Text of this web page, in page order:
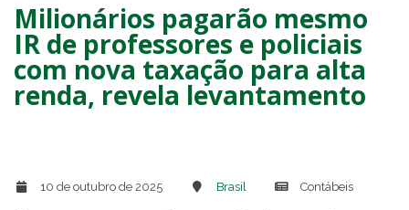
Milionários pagarão mesmo
IR de professores e policiais
com nova taxação para alta
renda, revela levantamento
10 de outubro de 2025 Brasil Contábeis